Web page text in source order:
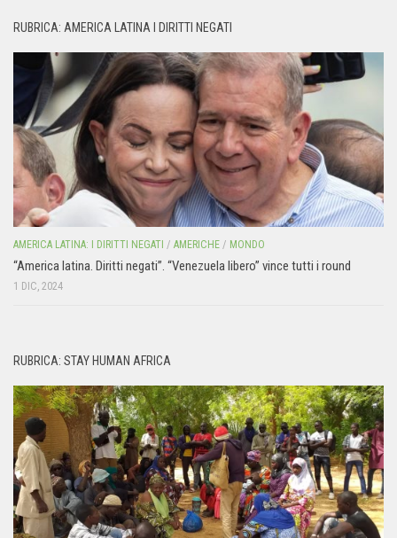
RUBRICA: AMERICA LATINA I DIRITTI NEGATI
AMERICA LATINA: I DIRITTI NEGATI / AMERICHE / MONDO
“America latina. Diritti negati”. “Venezuela libero” vince tutti i round
1 DIC, 2024
RUBRICA: STAY HUMAN AFRICA